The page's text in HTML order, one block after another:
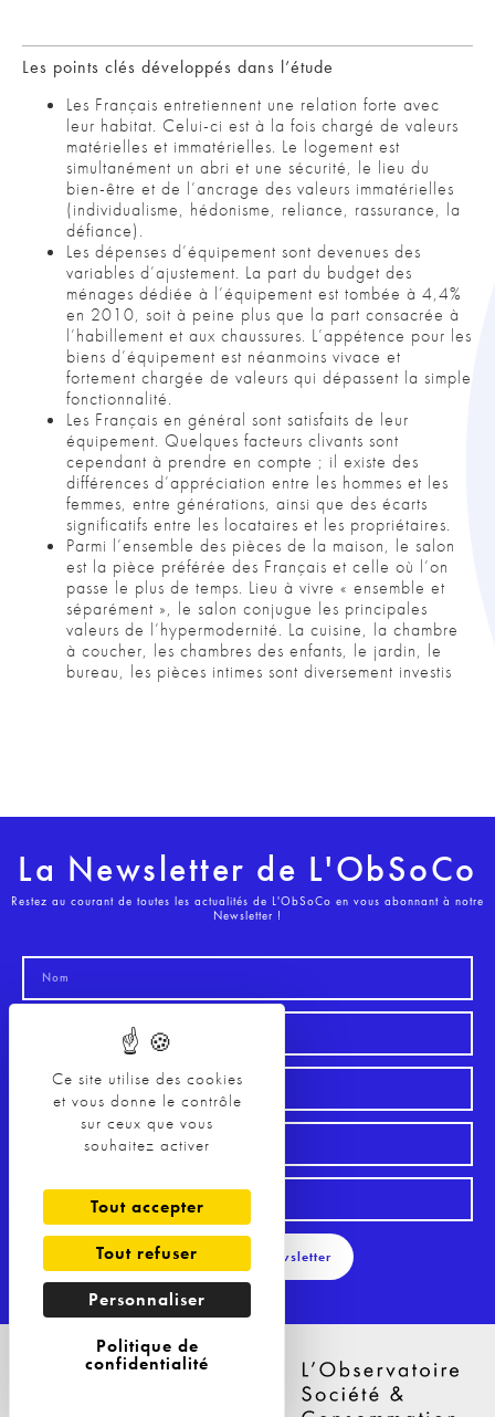
Ce site utilise des cookies
et vous donne le contrôle
sur ceux que vous
souhaitez activer
Tout accepter
Tout refuser
Personnaliser
Politique de
confidentialité
Les points clés développés dans l’étude
Les Français entretiennent une relation forte avec
leur habitat. Celui-ci est à la fois chargé de valeurs
matérielles et immatérielles. Le logement est
simultanément un abri et une sécurité, le lieu du
bien-être et de l’ancrage des valeurs immatérielles
(individualisme, hédonisme, reliance, rassurance, la
défiance).
Les dépenses d’équipement sont devenues des
variables d’ajustement. La part du budget des
ménages dédiée à l’équipement est tombée à 4,4%
en 2010, soit à peine plus que la part consacrée à
l’habillement et aux chaussures. L’appétence pour les
biens d’équipement est néanmoins vivace et
fortement chargée de valeurs qui dépassent la simple
fonctionnalité.
Les Français en général sont satisfaits de leur
équipement. Quelques facteurs clivants sont
cependant à prendre en compte ; il existe des
différences d’appréciation entre les hommes et les
femmes, entre générations, ainsi que des écarts
significatifs entre les locataires et les propriétaires.
Parmi l’ensemble des pièces de la maison, le salon
est la pièce préférée des Français et celle où l’on
passe le plus de temps. Lieu à vivre « ensemble et
séparément », le salon conjugue les principales
valeurs de l’hypermodernité. La cuisine, la chambre
à coucher, les chambres des enfants, le jardin, le
bureau, les pièces intimes sont diversement investis
La Newsletter de L'ObSoCo
Restez au courant de toutes les actualités de L'ObSoCo en vous abonnant à notre
Newsletter !
S'inscrire à la Newsletter